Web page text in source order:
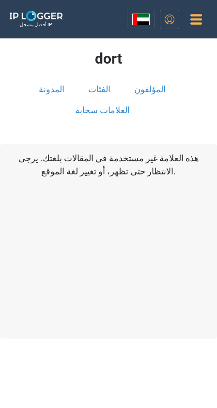
أفضل مسجل IP
dort
المدونة الفئات المؤلفون
العلامات سحابة